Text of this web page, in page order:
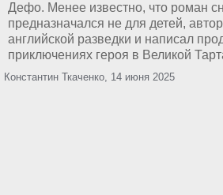
Дефо. Менее известно, что роман
предназначался не для детей,
английской разведки и написал
приключениях героя в Великой
Константин Ткаченко, 14 июня 2025